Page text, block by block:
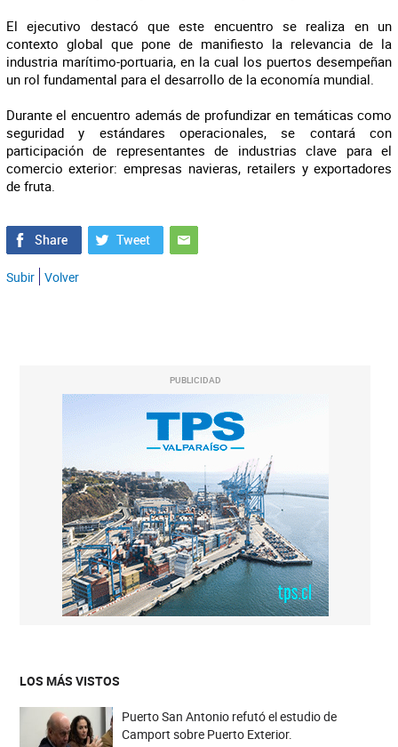
El ejecutivo destacó que este encuentro se realiza en un
contexto global que pone de manifiesto la relevancia de la
industria marítimo-portuaria, en la cual los puertos desempeñan
un rol fundamental para el desarrollo de la economía mundial.
Durante el encuentro además de profundizar en temáticas como
seguridad y estándares operacionales, se contará con
participación de representantes de industrias clave para el
comercio exterior: empresas navieras, retailers y exportadores
de fruta.
Subir Volver
PUBLICIDAD
LOS MÁS VISTOS
Puerto San Antonio refutó el estudio de
Camport sobre Puerto Exterior.